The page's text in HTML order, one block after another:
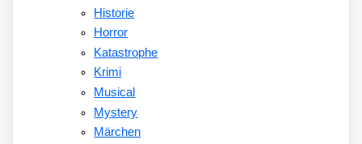
Historie
Horror
Katastrophe
Krimi
Musical
Mystery
Märchen